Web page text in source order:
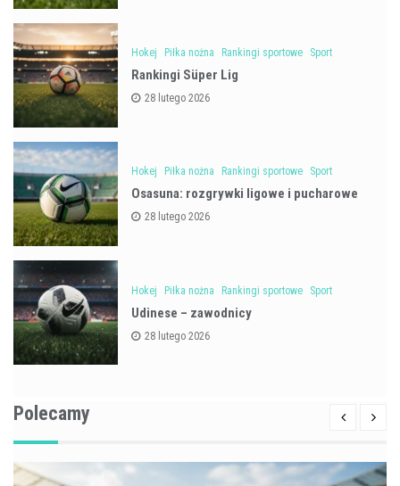
Hokej Piłka nożna Rankingi sportowe Sport
Rankingi Süper Lig
28 lutego 2026
Hokej Piłka nożna Rankingi sportowe Sport
Osasuna: rozgrywki ligowe i pucharowe
28 lutego 2026
Hokej Piłka nożna Rankingi sportowe Sport
Udinese – zawodnicy
28 lutego 2026
Polecamy